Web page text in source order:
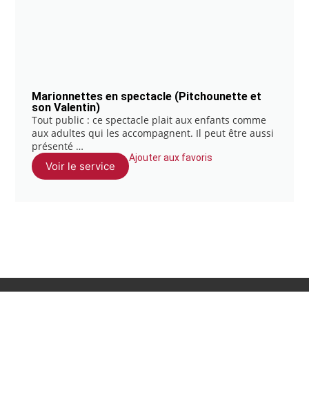
Marionnettes en spectacle (Pitchounette et
son Valentin)
Tout public : ce spectacle plait aux enfants comme
aux adultes qui les accompagnent. Il peut être aussi
présenté …
Voir le service
Ajouter aux favoris